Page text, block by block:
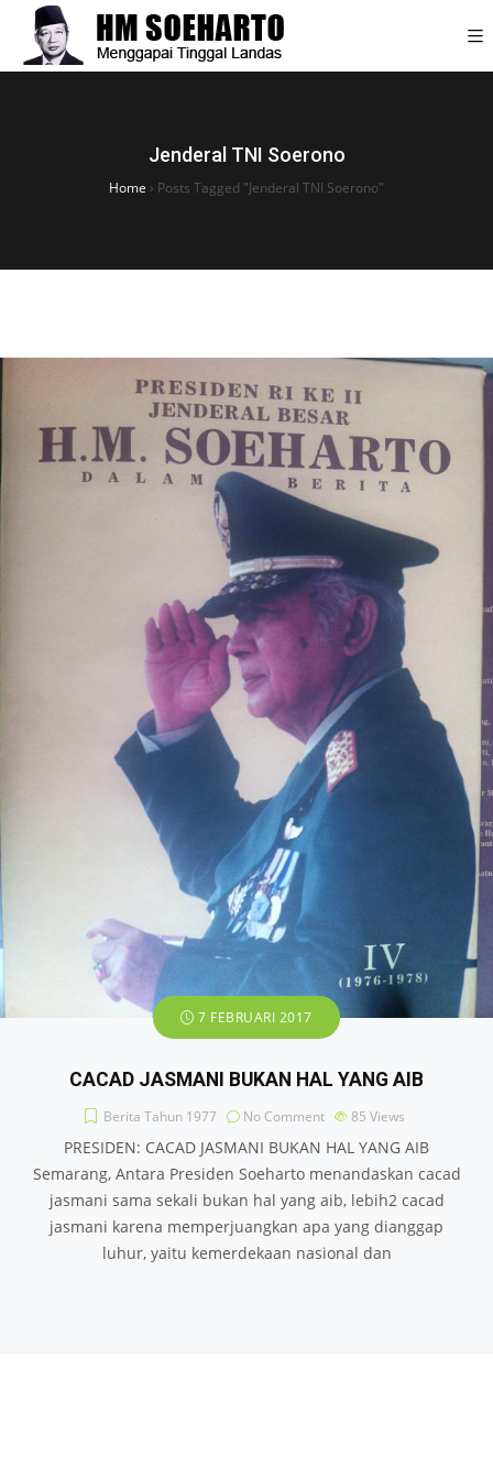
Jenderal TNI Soerono
Home › Posts Tagged "Jenderal TNI Soerono"
7 FEBRUARI 2017
CACAD JASMANI BUKAN HAL YANG AIB
Berita Tahun 1977 No Comment 85 Views
PRESIDEN: CACAD JASMANI BUKAN HAL YANG AIB
Semarang, Antara Presiden Soeharto menandaskan cacad
jasmani sama sekali bukan hal yang aib, lebih2 cacad
jasmani karena memperjuangkan apa yang dianggap
luhur, yaitu kemerdekaan nasional dan